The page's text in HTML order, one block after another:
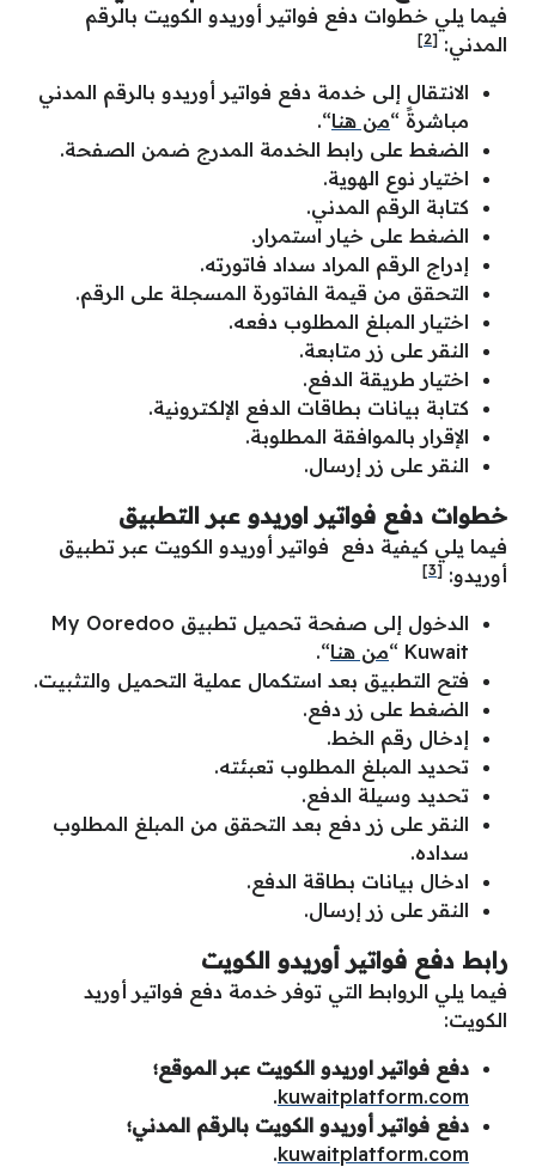
فيما يلي خطوات دفع فواتير أوريدو الكويت بالرقم
المدني: [2]
الانتقال إلى خدمة دفع فواتير أوريدو بالرقم المدني
مباشرةً “من هنا“.
الضغط على رابط الخدمة المدرج ضمن الصفحة.
اختيار نوع الهوية.
كتابة الرقم المدني.
الضغط على خيار استمرار.
إدراج الرقم المراد سداد فاتورته.
التحقق من قيمة الفاتورة المسجلة على الرقم.
اختيار المبلغ المطلوب دفعه.
النقر على زر متابعة.
اختيار طريقة الدفع.
كتابة بيانات بطاقات الدفع الإلكترونية.
الإقرار بالموافقة المطلوبة.
النقر على زر إرسال.
خطوات دفع فواتير اوريدو عبر التطبيق
فيما يلي كيفية دفع فواتير أوريدو الكويت عبر تطبيق
أوريدو: [3]
الدخول إلى صفحة تحميل تطبيق My Ooredoo
Kuwait “
من هنا“.
فتح التطبيق بعد استكمال عملية التحميل والتثبيت.
الضغط على زر دفع.
إدخال رقم الخط.
تحديد المبلغ المطلوب تعبئته.
تحديد وسيلة الدفع.
النقر على زر دفع بعد التحقق من المبلغ المطلوب
سداده.
ادخال بيانات بطاقة الدفع.
النقر على زر إرسال.
رابط دفع فواتير أوريدو الكويت
فيما يلي الروابط التي توفر خدمة دفع فواتير أوريد
الكويت:
دفع فواتير اوريدو الكويت عبر الموقع؛
kuwaitplatform.com
.
دفع فواتير أوريدو الكويت بالرقم المدني؛
kuwaitplatform.com
.